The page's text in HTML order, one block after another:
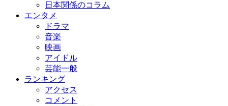
日本関係のコラム
エンタメ
ドラマ
音楽
映画
アイドル
芸能一般
ランキング
アクセス
コメント